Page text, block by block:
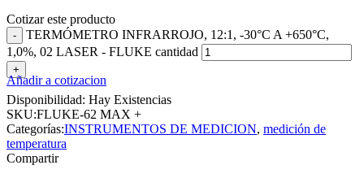
Cotizar este producto
TERMÓMETRO INFRARROJO, 12:1, -30°C A +650°C,
1,0%, 02 LASER - FLUKE cantidad
Añadir a cotizacion
Disponibilidad: Hay Existencias
SKU:FLUKE-62 MAX +
Categorías:INSTRUMENTOS DE MEDICION, medición de
temperatura
Compartir